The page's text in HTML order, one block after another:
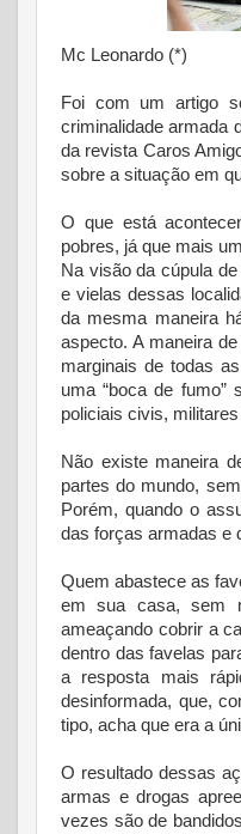
Mc Leonardo (*)
Foi com um artigo
criminalidade armada
da revista Caros
sobre a situação em
O que está
pobres, já que mais
Na visão da cúpula
e vielas dessas
da mesma maneira
aspecto. A maneira
marginais de todas
uma “boca de fumo”
policiais civis,
Não existe maneira
partes do mundo,
Porém, quando o
das forças armadas e
Quem abastece as
em sua casa, sem
ameaçando cobrir a
dentro das favelas
a resposta mais
desinformada, que,
tipo, acha que era a
O resultado dessas
armas e drogas
vezes são de